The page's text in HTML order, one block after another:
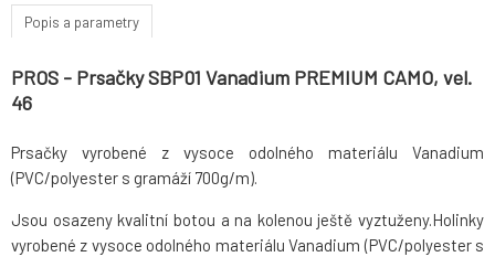
Popis a parametry
PROS - Prsačky SBP01 Vanadium PREMIUM CAMO, vel.
46
Prsačky vyrobené z vysoce odolného materiálu Vanadium
(PVC/polyester s gramáží 700g/m).
Jsou osazeny kvalitní botou a na kolenou ještě vyztuženy.Holinky
vyrobené z vysoce odolného materiálu Vanadium (PVC/polyester s